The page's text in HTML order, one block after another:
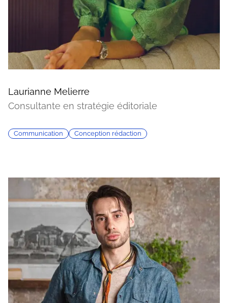
Laurianne Melierre
Consultante en stratégie éditoriale
Communication Conception rédaction